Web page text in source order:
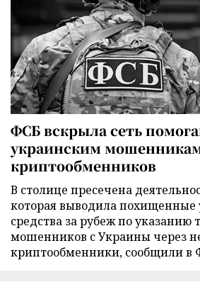
ФСБ вскрыла сеть
украинским
криптообменников
В столице пресечена
которая выводила похищенные
средства за рубеж по указанию
мошенников с Украины через
криптообменники, сообщили в